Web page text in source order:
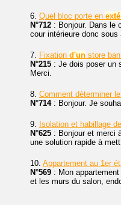
6. Quel bloc porte en
N°712 : Bonjour. Dans le
cour intérieure donc
7. Fixation d'un store
N°215 : Je dois poser un
Merci.
8. Comment déterminer
N°714: Bonjour. Je
9. Isolation et habillage de
N°625 : Bonjour et merci
une solution rapide à
10. Appartement au 1er
N°569 : Mon
et les murs du salon,